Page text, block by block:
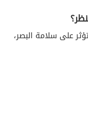
على سلامة البصر،